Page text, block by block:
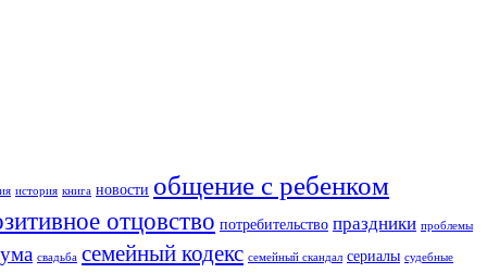
история книга новости общение с ребенком
отцовство потребительство праздники проблемы
свадьба семейный кодекс семейный скандал сериалы судебные